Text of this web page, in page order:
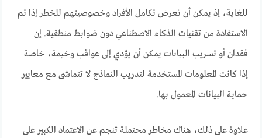
للغاية، إذ يمكن أن تعرض تكامل الأفراد وخصوصيتهم للخطر إذا تم
الاستفادة من تقنيات الذكاء الاصطناعي دون ضوابط منطقية. إن
فقدان أو تسريب البيانات يمكن أن يؤدي إلى عواقب وخيمة، خاصة
إذا كانت المعلومات المستخدمة لتدريب النماذج لا تتماشى مع معايير
حماية البيانات المعمول بها.
علاوة على ذلك، هناك مخاطر محتملة تنجم عن الاعتماد الكبير على